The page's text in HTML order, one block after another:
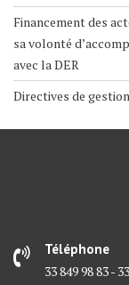
Financement des
sa volonté
avec la DER
Directives de
Téléphone
33 849 98 83 -